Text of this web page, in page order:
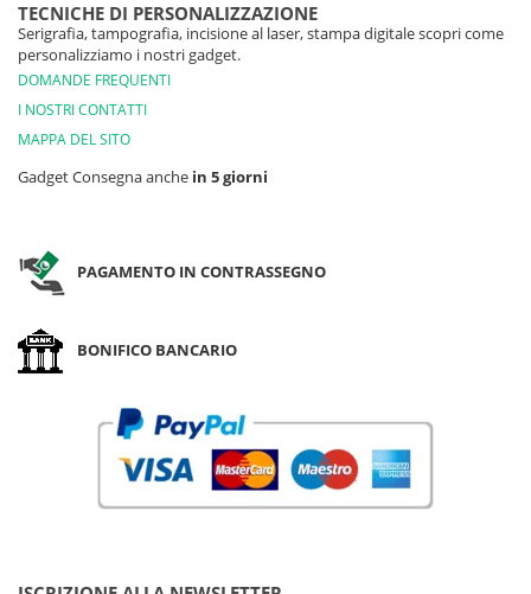
TECNICHE DI PERSONALIZZAZIONE
Serigrafia, tampografia, incisione al laser, stampa digitale scopri come
personalizziamo i nostri gadget.
DOMANDE FREQUENTI
I NOSTRI CONTATTI
MAPPA DEL SITO
Gadget Consegna anche in 5 giorni
PAGAMENTO IN CONTRASSEGNO
BONIFICO BANCARIO